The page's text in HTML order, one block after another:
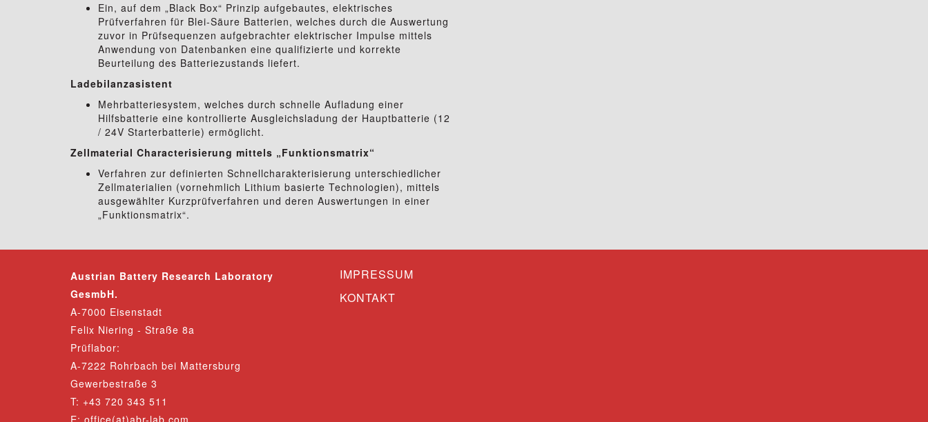
Ein, auf dem „Black Box“ Prinzip aufgebautes, elektrisches
Prüfverfahren für Blei-Säure Batterien, welches durch die Auswertung
zuvor in Prüfsequenzen aufgebrachter elektrischer Impulse mittels
Anwendung von Datenbanken eine qualifizierte und korrekte
Beurteilung des Batteriezustands liefert.
Ladebilanzasistent
Mehrbatteriesystem, welches durch schnelle Aufladung einer
Hilfsbatterie eine kontrollierte Ausgleichsladung der Hauptbatterie (12
/ 24V Starterbatterie) ermöglicht.
Zellmaterial Characterisierung mittels „Funktionsmatrix“
Verfahren zur definierten Schnellcharakterisierung unterschiedlicher
Zellmaterialien (vornehmlich Lithium basierte Technologien), mittels
ausgewählter Kurzprüfverfahren und deren Auswertungen in einer
„Funktionsmatrix“.
Austrian Battery Research Laboratory
GesmbH.
A-7000 Eisenstadt
Felix Niering - Straße 8a
Prüflabor:
A-7222 Rohrbach bei Mattersburg
Gewerbestraße 3
T: +43 720 343 511
E: office(at)abr-lab.com
IMPRESSUM
KONTAKT